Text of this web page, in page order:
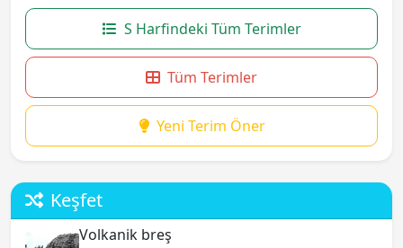
S Harfindeki Tüm Terimler
Tüm Terimler
Yeni Terim Öner
Keşfet
Volkanik breş